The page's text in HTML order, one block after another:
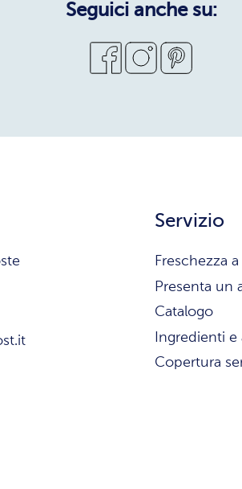
Servizio
Freschezza
Presenta un
Catalogo
Ingredienti e
Copertura
Seguici anche su: